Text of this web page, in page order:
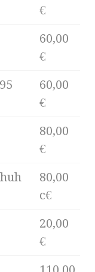
€
60,00
€
60,00
€
80,00
€
80,00
c€
20,00
€